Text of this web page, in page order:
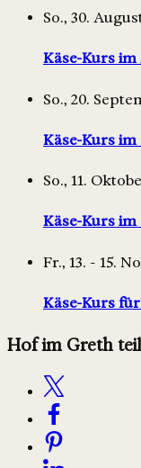
So., 30.
Käse-Kurs
So., 20.
Käse-Kurs
So., 11.
Käse-Kurs
Fr., 13. - 15.
Käse-Kurs
Hof im Greth